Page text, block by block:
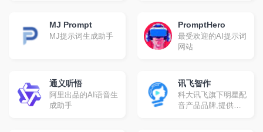
和 Midjourney 教程
MJ Prompt
MJ提示词生成助手
PromptHero
最受欢迎的AI提示词
网站
通义听悟
阿里出品的AI语音生
成助手
讯飞智作
科大讯飞旗下明星配
音产品品牌,提供合